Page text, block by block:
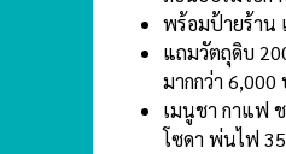
พร้อมป้ายร้าน
แถมวัตถุดิบ
มากกว่า 6,000
เมนูชา กาแฟ
โซดา พ่นไฟ